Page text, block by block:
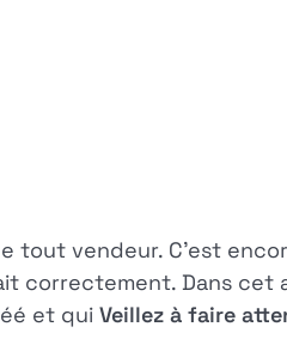
tout vendeur. C'est
correctement. Dans cet
et qui Veillez à faire